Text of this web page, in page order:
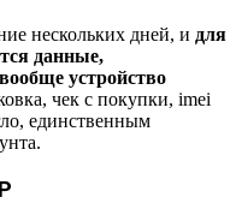
нескольких дней, и для
данные,
устройство
чек с покупки, imei
единственным